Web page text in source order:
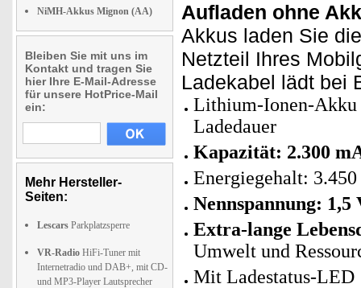
NiMH-Akkus Mignon (AA)
Bleiben Sie mit uns im
Kontakt und tragen Sie
hier Ihre E-Mail-Adresse
für unsere HotPrice-Mail
ein:
Mehr Hersteller-
Seiten:
Lescars Parkplatzsperre
VR-Radio HiFi-Tuner mit
Internetradio und DAB+, mit CD-
und MP3-Player Lautsprecher
Aufladen ohne
Akkus laden Sie
Netzteil Ihres
Ladekabel lädt bei
Lithium-Ionen-
Ladedauer
Kapazität: 2.300
Energiegehalt:
Nennspannung: 1,5
Extra-lange
Umwelt und
Mit Ladestatus-LED